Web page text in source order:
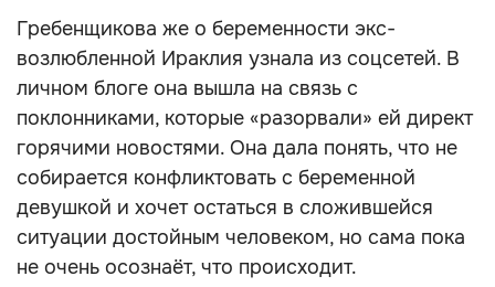
Гребенщикова же о беременности экс-
возлюбленной Ираклия узнала из соцсетей. В
личном блоге она вышла на связь с
поклонниками, которые «разорвали» ей директ
горячими новостями. Она дала понять, что не
собирается конфликтовать с беременной
девушкой и хочет остаться в сложившейся
ситуации достойным человеком, но сама пока
не очень осознаёт, что происходит.